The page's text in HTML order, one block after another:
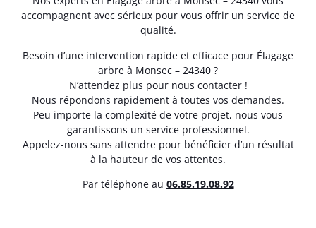
accompagnent avec sérieux pour vous offrir un service de
qualité.
Besoin d’une intervention rapide et efficace pour Élagage
arbre à Monsec – 24340 ?
N’attendez plus pour nous contacter !
Nous répondons rapidement à toutes vos demandes.
Peu importe la complexité de votre projet, nous vous
garantissons un service professionnel.
Appelez-nous sans attendre pour bénéficier d’un résultat
à la hauteur de vos attentes.
Par téléphone au 06.85.19.08.92